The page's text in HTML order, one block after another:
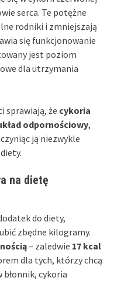
serca. Te potężne
rodniki i zmniejszają
się funkcjonowanie
jest poziom
dla utrzymania
sprawiają, że cykoria
odpornościowy,
ją niezwykle
na dietę
do diety,
zbędne kilogramy.
– zaledwie 17 kcal
dla tych, którzy chcą
błonnik, cykoria